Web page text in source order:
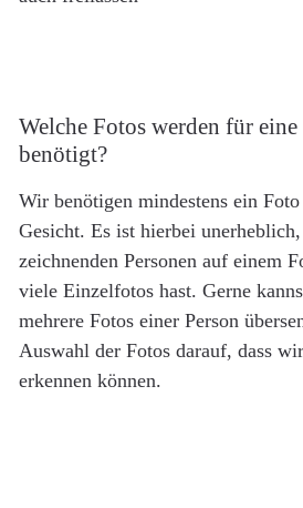
Welche Fotos werden für
benötigt?
Wir benötigen mindestens ein
Gesicht. Es ist hierbei
zeichnenden Personen auf einem
viele Einzelfotos hast. Gerne
mehrere Fotos einer Person
Auswahl der Fotos darauf, dass
erkennen können.